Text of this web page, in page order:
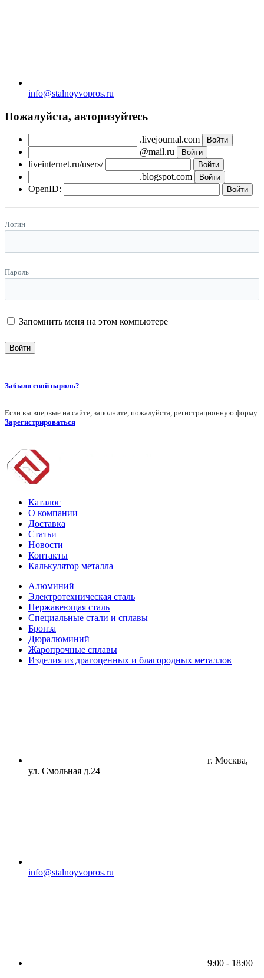
info@stalnoyvopros.ru
Пожалуйста, авторизуйтесь
.livejournal.com
@mail.ru
liveinternet.ru/users/
.blogspot.com
OpenID:
Логин
Пароль
Запомнить меня на этом компьютере
Забыли свой пароль?
Если вы впервые на сайте, заполните, пожалуйста, регистрационную форму.
Зарегистрироваться
Каталог
О компании
Доставка
Статьи
Новости
Контакты
Калькулятор металла
Алюминий
Электротехническая сталь
Нержавеющая сталь
Специальные стали и сплавы
Бронза
Дюралюминий
Жаропрочные сплавы
Изделия из драгоценных и благородных металлов
г. Москва,
ул. Смольная д.24
info@stalnoyvopros.ru
9:00 - 18:00